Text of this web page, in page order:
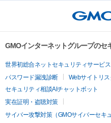
GMOインターネットグループのセ
世界初総合ネットセキュリティサービス
パスワード漏洩診断
Webサイトリ
セキュリティ相談AIチャットボット
実在証明・盗聴対策
サイバー攻撃対策（GMOサイバーセキ